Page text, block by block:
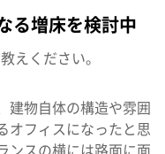
る増床を検討中
えください。
建物自体の構造や雰囲
オフィスになったと思
ンスの横には路面に面